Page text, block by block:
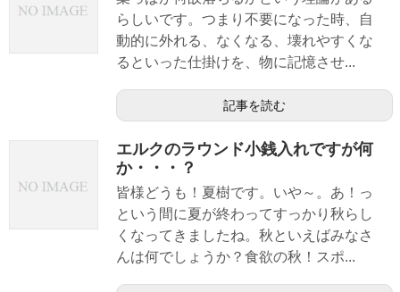
らしいです。つまり不要になった時、自
動的に外れる、なくなる、壊れやすくな
るといった仕掛けを、物に記憶させ...
記事を読む
エルクのラウンド小銭入れですが何
か・・・？
皆様どうも！夏樹です。いや～。あ！っ
という間に夏が終わってすっかり秋らし
くなってきましたね。秋といえばみなさ
んは何でしょうか？食欲の秋！スポ...